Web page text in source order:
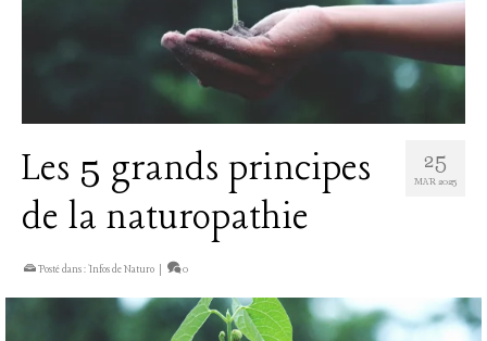
25
MAR 2025
Les 5 grands principes
de la naturopathie
Posté dans :Infos de Naturo 0